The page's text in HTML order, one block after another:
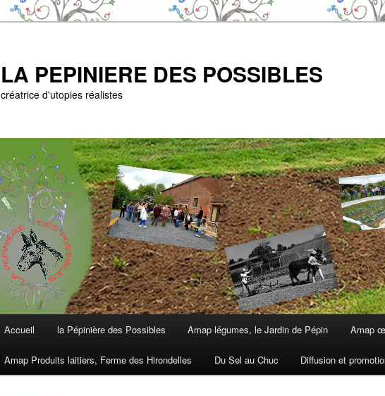
LA PEPINIERE DES POSSIBLES
créatrice d'utopies réalistes
Accueil la Pépinière des Possibles Amap légumes, le Jardin de Pépin Amap
Amap Produits laitiers, Ferme des Hirondelles Du Sel au Chuc Diffusion et